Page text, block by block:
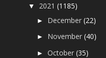
▼ 2021(1185)
► December(22)
► November(40)
►October(35)